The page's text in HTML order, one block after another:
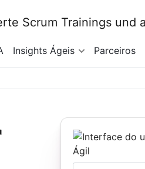
Insights Ágeis Parceiros